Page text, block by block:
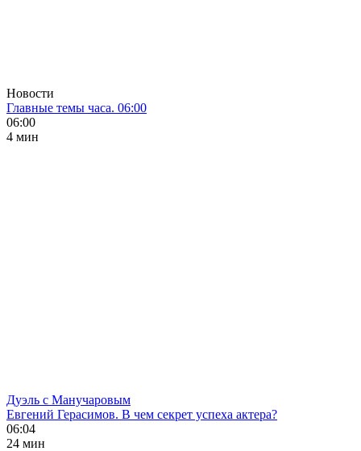
Новости
Главные темы часа. 06:00
06:00
4 мин
Дуэль с Манучаровым
Евгений Герасимов. В чем секрет успеха актера?
06:04
24 мин